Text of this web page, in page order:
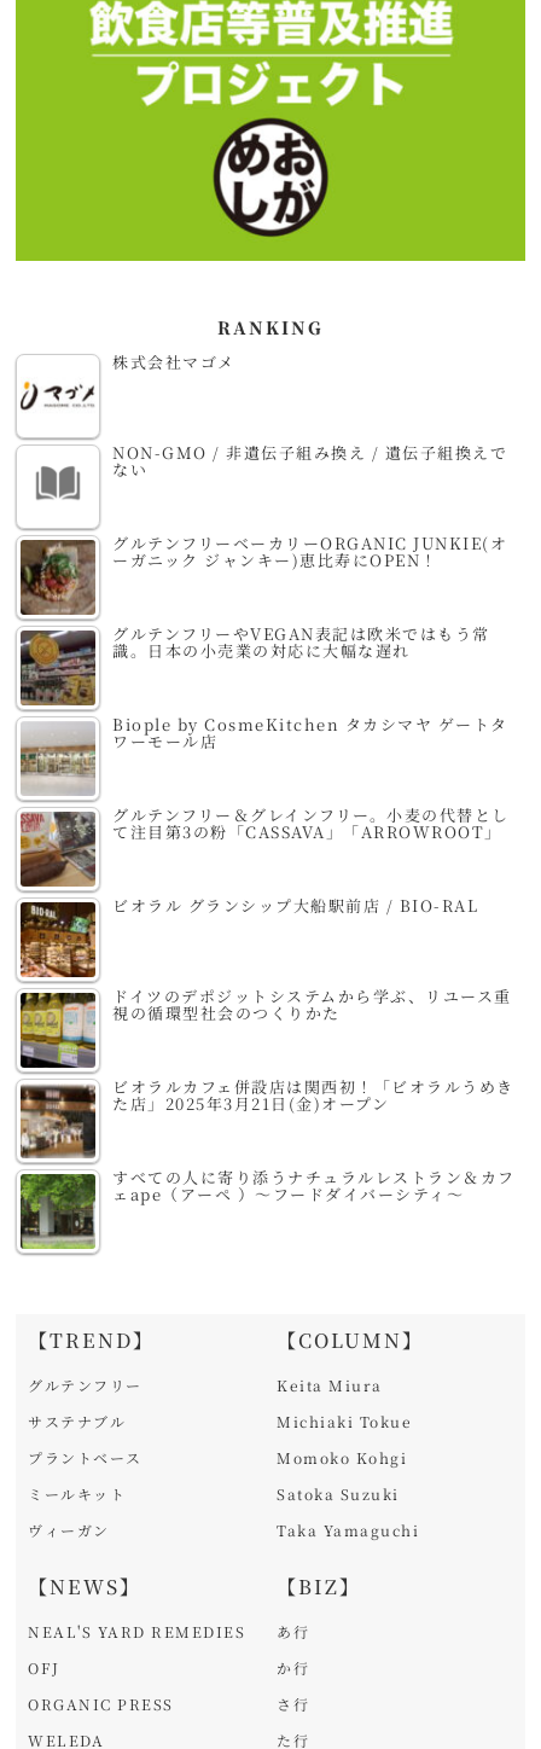
RANKING
株式会社マゴメ
NON-GMO / 非遺伝子組み換え / 遺伝子組換えで
ない
グルテンフリーベーカリーORGANIC JUNKIE(オ
ーガニック ジャンキー)恵比寿にOPEN！
グルテンフリーやVEGAN表記は欧米ではもう常
識。日本の小売業の対応に大幅な遅れ
Biople by CosmeKitchen タカシマヤ ゲートタ
ワーモール店
グルテンフリー＆グレインフリー。小麦の代替とし
て注目第3の粉「CASSAVA」「ARROWROOT」
ビオラル グランシップ大船駅前店 / BIO-RAL
ドイツのデポジットシステムから学ぶ、リユース重
視の循環型社会のつくりかた
ビオラルカフェ併設店は関西初！「ビオラルうめき
た店」2025年3月21日(金)オープン
すべての人に寄り添うナチュラルレストラン＆カフ
ェape（アーペ ）～フードダイバーシティ～
【TREND】
グルテンフリー
サステナブル
プラントベース
ミールキット
ヴィーガン
【NEWS】
NEAL'S YARD REMEDIES
OFJ
ORGANIC PRESS
WELEDA
【COLUMN】
Keita Miura
Michiaki Tokue
Momoko Kohgi
Satoka Suzuki
Taka Yamaguchi
【BIZ】
あ行
か行
さ行
た行